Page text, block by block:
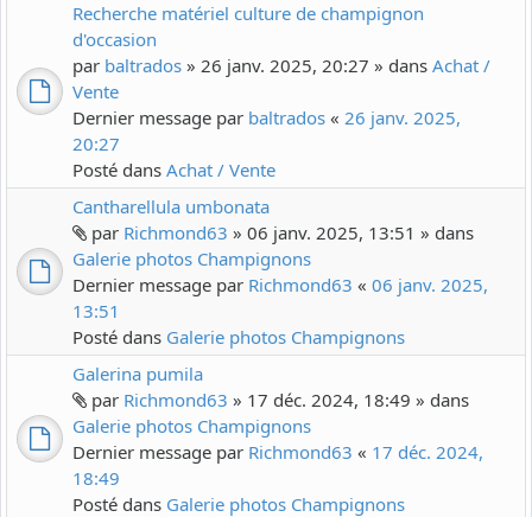
Recherche matériel culture de champignon
d'occasion
par baltrados » 26 janv. 2025, 20:27 » dans Achat /
Vente
Dernier message par baltrados « 26 janv. 2025,
20:27
Posté dans Achat / Vente
Cantharellula umbonata
par Richmond63 » 06 janv. 2025, 13:51 » dans
Galerie photos Champignons
Dernier message par Richmond63 « 06 janv. 2025,
13:51
Posté dans Galerie photos Champignons
Galerina pumila
par Richmond63 » 17 déc. 2024, 18:49 » dans
Galerie photos Champignons
Dernier message par Richmond63 « 17 déc. 2024,
18:49
Posté dans Galerie photos Champignons